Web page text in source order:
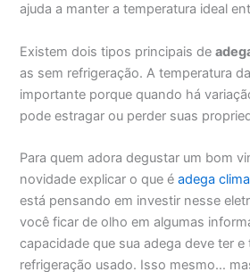
ajuda a manter a temperatura ideal
Existem dois tipos principais de
as sem refrigeração. A temperatura
importante porque quando há
pode estragar ou perder suas
Para quem adora degustar um bom
novidade explicar o que éadega
está pensando em investir nesse
você ficar de olho em algumas
capacidade que sua adega deve ter
refrigeração usado. Isso mesmo…